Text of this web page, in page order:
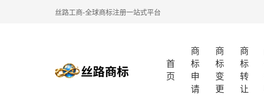
丝路工商-全球商标注册一站式平台
首
页
商
标
申
请
商
标
变
更
商
标
转
让